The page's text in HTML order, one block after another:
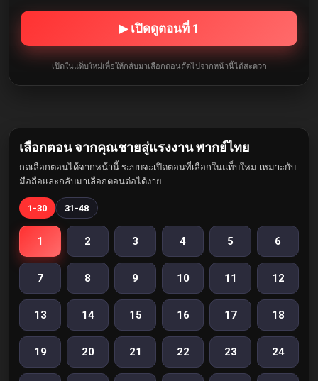
▶ เปิดดูตอนที่ 1
เปิดในแท็บใหม่เพื่อให้กลับมาเลือกตอนถัดไปจากหน้านี้ได้สะดวก
เลือกตอน จากคุณชายสู่แรงงาน พากย์ไทย
กดเลือกตอนได้จากหน้านี้ ระบบจะเปิดตอนที่เลือกในแท็บใหม่ เหมาะกับ
มือถือและกลับมาเลือกตอนต่อได้ง่าย
1-30 31-48
1 2 3 4 5 6
7 8 9 10 11 12
13 14 15 16 17 18
19 20 21 22 23 24